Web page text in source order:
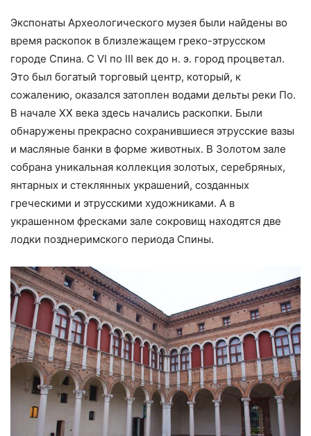
Экспонаты Археологического музея были найдены во
время раскопок в близлежащем греко-этрусском
городе Спина. С VI по III век до н. э. город процветал.
Это был богатый торговый центр, который, к
сожалению, оказался затоплен водами дельты реки По.
В начале ХХ века здесь начались раскопки. Были
обнаружены прекрасно сохранившиеся этрусские вазы
и масляные банки в форме животных. В Золотом зале
собрана уникальная коллекция золотых, серебряных,
янтарных и стеклянных украшений, созданных
греческими и этрусскими художниками. А в
украшенном фресками зале сокровищ находятся две
лодки позднеримского периода Спины.